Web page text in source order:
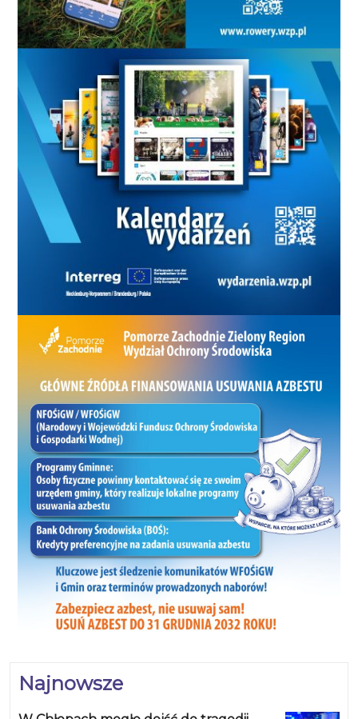
Najnowsze